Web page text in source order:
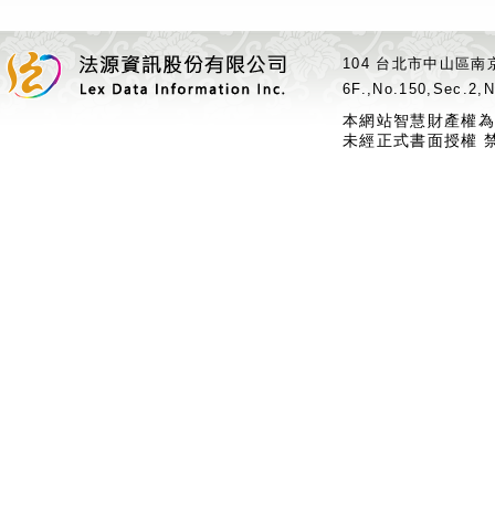
104 台北市中山區
本網站智慧財產權
未經正式書面授權